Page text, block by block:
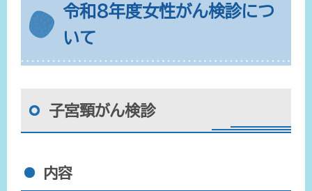
令和8年度女性がん検診につ
いて
子宮頸がん検診
内容